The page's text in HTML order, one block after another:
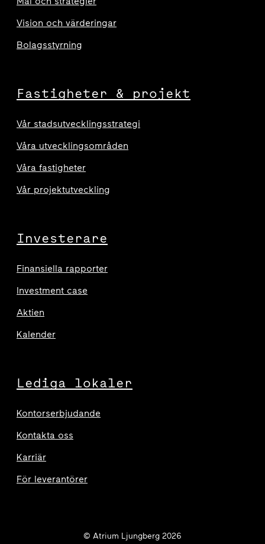
Vision och värderingar
Bolagsstyrning
Fastigheter & projekt
Vår stadsutvecklingsstrategi
Våra utvecklingsområden
Våra fastigheter
Vår projektutveckling
Investerare
Finansiella rapporter
Investment case
Aktien
Kalender
Lediga lokaler
Kontorserbjudande
Kontakta oss
Karriär
För leverantörer
© Atrium Ljungberg 2026